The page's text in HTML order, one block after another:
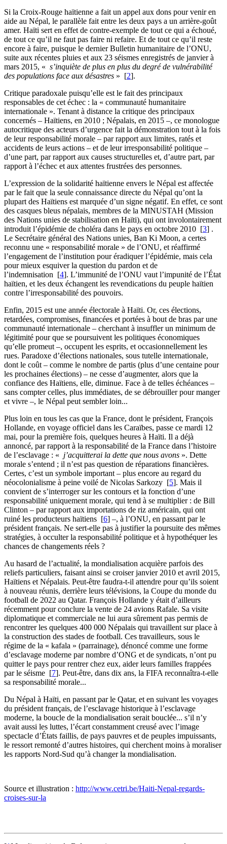
Si la Croix-Rouge haïtienne a fait un appel aux dons pour venir en
aide au Népal, le parallèle fait entre les deux pays a un arrière-goût
amer. Haïti sert en effet de contre-exemple de tout ce qui a échoué,
de tout ce qu’il ne faut pas faire ni refaire. Et de tout ce qu’il reste
encore à faire, puisque le dernier Bulletin humanitaire de l’ONU,
suite aux récentes pluies et aux 23 séismes enregistrés de janvier à
mars 2015, « s’inquiète de plus en plus du degré de vulnérabilité
des populations face aux désastres » [2].
Critique paradoxale puisqu’elle est le fait des principaux
responsables de cet échec : la « communauté humanitaire
internationale ». Tenant à distance la critique des principaux
concernés – Haïtiens, en 2010 ; Népalais, en 2015 –, ce monologue
autocritique des acteurs d’urgence fait la démonstration tout à la fois
de leur responsabilité morale – par rapport aux limites, ratés et
accidents de leurs actions – et de leur irresponsabilité politique –
d’une part, par rapport aux causes structurelles et, d’autre part, par
rapport à l’échec et aux attentes frustrées des personnes.
L’expression de la solidarité haïtienne envers le Népal est affectée
par le fait que la seule connaissance directe du Népal qu’ont la
plupart des Haïtiens est marquée d’un signe négatif. En effet, ce sont
des casques bleus népalais, membres de la MINUSTAH (Mission
des Nations unies de stabilisation en Haïti), qui ont involontairement
introduit l’épidémie de choléra dans le pays en octobre 2010 [3] .
Le Secrétaire général des Nations unies, Ban Ki Moon, a certes
reconnu une « responsabilité morale » de l’ONU, et réaffirmé
l’engagement de l’institution pour éradiquer l’épidémie, mais cela
pour mieux esquiver la question du pardon et de
l’indemnisation [4]. L’immunité de l’ONU vaut l’impunité de l’État
haïtien, et les deux échangent les revendications du peuple haïtien
contre l’irresponsabilité des pouvoirs.
Enfin, 2015 est une année électorale à Haïti. Or, ces élections,
retardées, compromises, financées et portées à bout de bras par une
communauté internationale – cherchant à insuffler un minimum de
légitimité pour que se poursuivent les politiques économiques
qu’elle promeut –, occupent les esprits, et occasionnellement les
rues. Paradoxe d’élections nationales, sous tutelle internationale,
dont le coût – comme le nombre de partis (plus d’une centaine pour
les prochaines élections) – ne cesse d’augmenter, alors que la
confiance des Haïtiens, elle, diminue. Face à de telles échéances –
sans compter celles, plus immédiates, de se débrouiller pour manger
et vivre –, le Népal peut sembler loin...
Plus loin en tous les cas que la France, dont le président, François
Hollande, en voyage officiel dans les Caraïbes, passe ce mardi 12
mai, pour la première fois, quelques heures à Haïti. Il a déjà
annoncé, par rapport à la responsabilité de la France dans l’histoire
de l’esclavage : « j’acquitterai la dette que nous avons ». Dette
morale s’entend ; il n’est pas question de réparations financières.
Certes, c’est un symbole important – plus encore au regard du
néocolonialisme à peine voilé de Nicolas Sarkozy [5]. Mais il
convient de s’interroger sur les contours et la fonction d’une
responsabilité uniquement morale, qui tend à se multiplier : de Bill
Clinton – par rapport aux importations de riz américain, qui ont
ruiné les producteurs haïtiens [6] –, à l’ONU, en passant par le
président français. Ne sert-elle pas à justifier la poursuite des mêmes
stratégies, à occulter la responsabilité politique et à hypothéquer les
chances de changements réels ?
Au hasard de l’actualité, la mondialisation acquière parfois des
reliefs particuliers, faisant ainsi se croiser janvier 2010 et avril 2015,
Haïtiens et Népalais. Peut-être faudra-t-il attendre pour qu’ils soient
à nouveau réunis, derrière leurs télévisions, la Coupe du monde du
football de 2022 au Qatar. François Hollande y était d’ailleurs
récemment pour conclure la vente de 24 avions Rafale. Sa visite
diplomatique et commerciale ne lui aura sûrement pas permis de
rencontrer les quelques 400 000 Népalais qui travaillent sur place à
la construction des stades de football. Ces travailleurs, sous le
régime de la « kafala » (parrainage), dénoncé comme une forme
d’esclavage moderne par nombre d’ONG et de syndicats, n’ont pu
quitter le pays pour rentrer chez eux, aider leurs familles frappées
par le séisme [7]. Peut-être, dans dix ans, la FIFA reconnaîtra-t-elle
sa responsabilité morale...
Du Népal à Haïti, en passant par le Qatar, et en suivant les voyages
du président français, de l’esclavage historique à l’esclavage
moderne, la boucle de la mondialisation serait bouclée... s’il n’y
avait aussi les luttes, l’écart constamment creusé avec l’image
spectacle d’États faillis, de pays pauvres et de peuples impuissants,
le ressort remonté d’autres histoires, qui cherchent moins à moraliser
les rapports Nord-Sud qu’à changer la mondialisation.
Source et illustration : http://www.cetri.be/Haiti-Nepal-regards-
croises-sur-la